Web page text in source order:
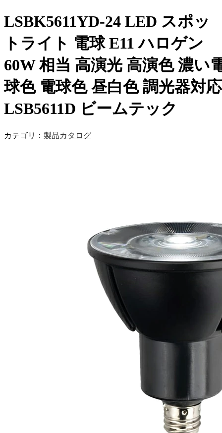
LSBK5611YD-24 LED スポッ
トライト 電球 E11 ハロゲン
60W 相当 高演光 高演色 濃い
球色 電球色 昼白色 調光器対応
LSB5611D ビームテック
カテゴリ： 製品カタログ